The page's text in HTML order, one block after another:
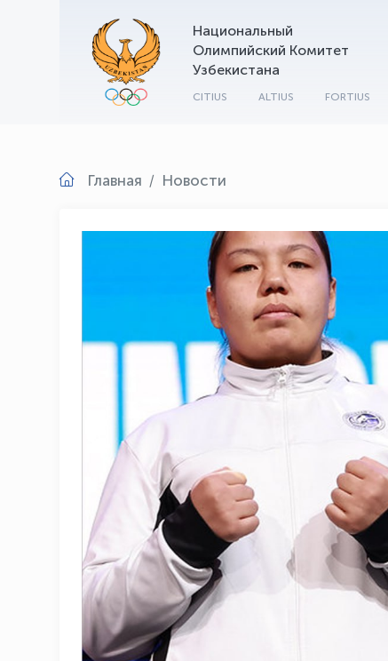
Национальный
Олимпийский Комитет
Узбекистана
CITIUS ALTIUS FORTIUS
Главная Новости